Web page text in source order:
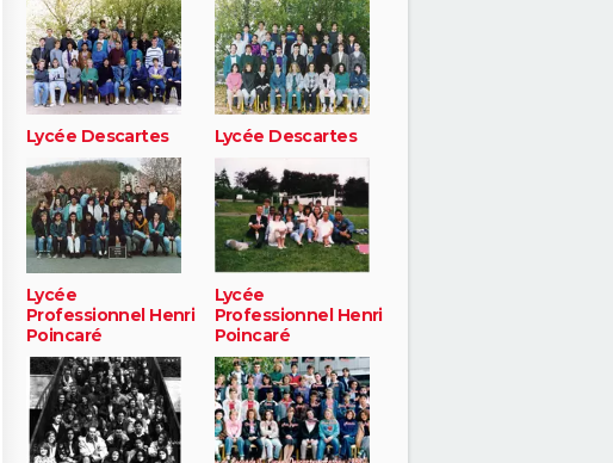
Lycée Descartes Lycée Descartes
Lycée
Professionnel Henri
Poincaré
Lycée
Professionnel Henri
Poincaré